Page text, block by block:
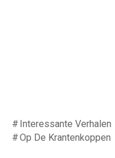
Interessante Verhalen
Op De Krantenkoppen